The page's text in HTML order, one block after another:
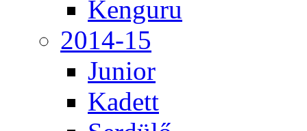
Kenguru
2014-15
Junior
Kadett